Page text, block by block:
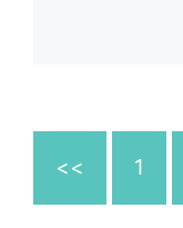
<< 1